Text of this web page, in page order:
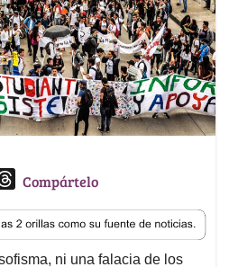
T
r
e
Compártelo
ni una falacia de los